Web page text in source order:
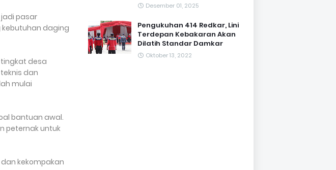
pasar
kebutuhan daging
desa
dan
mulai
bantuan awal.
peternak untuk
kekompakan
Desember 01, 2025
Pengukuhan 414 Redkar, Lini
Terdepan Kebakaran Akan
Dilatih Standar Damkar
Oktober 13, 2022